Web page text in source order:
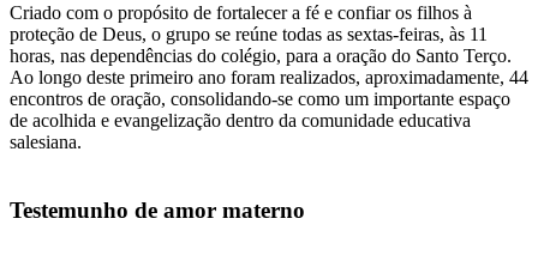
Criado com o propósito de fortalecer a fé e confiar os filhos à
proteção de Deus, o grupo se reúne todas as sextas-feiras, às 11
horas, nas dependências do colégio, para a oração do Santo Terço.
Ao longo deste primeiro ano foram realizados, aproximadamente, 44
encontros de oração, consolidando-se como um importante espaço
de acolhida e evangelização dentro da comunidade educativa
salesiana.
Testemunho de amor materno